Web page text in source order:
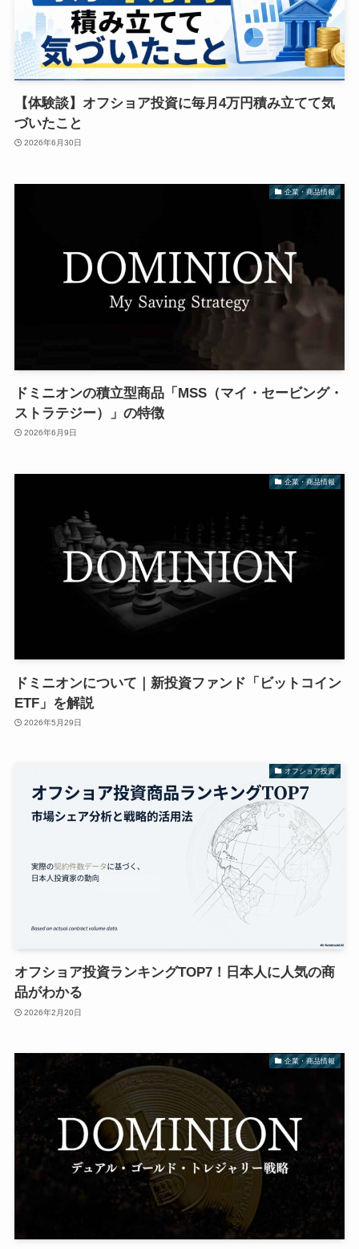
【体験談】オフショア投資に毎月4万円積み立てて気
づいたこと
2026年6月30日
企業・商品情報
ドミニオンの積立型商品「MSS（マイ・セービング・
ストラテジー）」の特徴
2026年6月9日
企業・商品情報
ドミニオンについて｜新投資ファンド「ビットコイン
ETF」を解説
2026年5月29日
オフショア投資
オフショア投資ランキングTOP7！日本人に人気の商
品がわかる
2026年2月20日
企業・商品情報